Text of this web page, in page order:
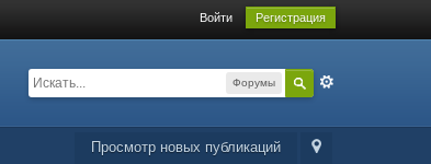
Войти Регистрация
Форумы
Просмотр новых публикаций